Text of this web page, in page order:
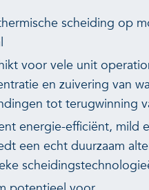
scheiding op
voor vele unit
en zuivering van
tot terugwinning
energie-efficiënt, mild
een echt duurzaam